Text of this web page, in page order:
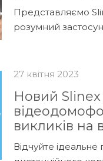
Представляємо
розумний
27 квітня 2023
Новий Slinex
викликів на
Відчуйте